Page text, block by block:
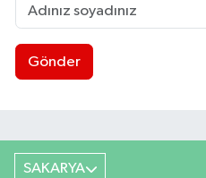
Gönder
SAKARYA